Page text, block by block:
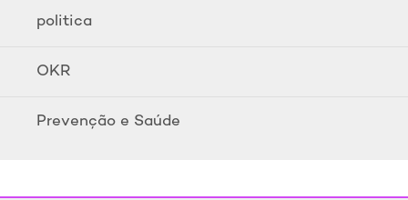
politica
OKR
Prevenção e Saúde